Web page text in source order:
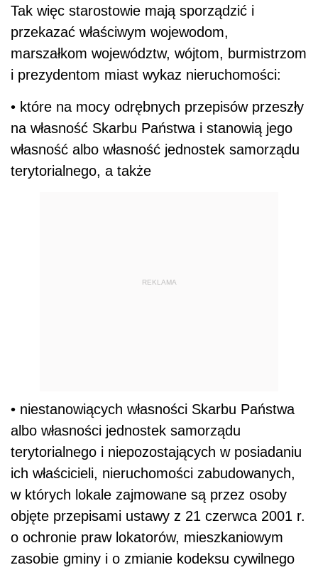
Tak więc starostowie mają sporządzić i
przekazać właściwym wojewodom,
marszałkom województw, wójtom, burmistrzom
i prezydentom miast wykaz nieruchomości:
• które na mocy odrębnych przepisów przeszły
na własność Skarbu Państwa i stanowią jego
własność albo własność jednostek samorządu
terytorialnego, a także
REKLAMA
• niestanowiących własności Skarbu Państwa
albo własności jednostek samorządu
terytorialnego i niepozostających w posiadaniu
ich właścicieli, nieruchomości zabudowanych,
w których lokale zajmowane są przez osoby
objęte przepisami ustawy z 21 czerwca 2001 r.
o ochronie praw lokatorów, mieszkaniowym
zasobie gminy i o zmianie kodeksu cywilnego